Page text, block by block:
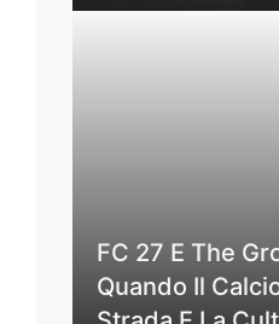
FC 27 E The
Quando Il